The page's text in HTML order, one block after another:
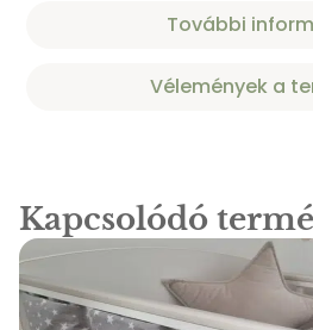
További
Vélemények a
Kapcsolódó